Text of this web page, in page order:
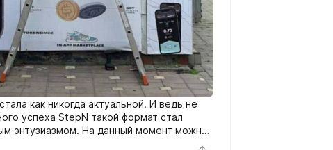
как никогда актуальной. И ведь не
успеха StepN такой формат стал
данный момент можно